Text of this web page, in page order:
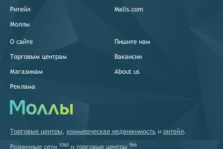
Ритейл
Моллы
Malls.com
О сайте
Торговым центрам
Магазинам
Реклама
Пишите нам
Вакансии
About us
Торговые центры, коммерческая недвижимость и ритейл.
Розничные сети 1060 и торговые центры 966